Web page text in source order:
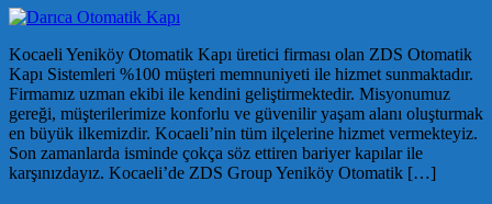
Kocaeli Yeniköy Otomatik Kapı üretici firması olan ZDS Otomatik
Kapı Sistemleri %100 müşteri memnuniyeti ile hizmet sunmaktadır.
Firmamız uzman ekibi ile kendini geliştirmektedir. Misyonumuz
gereği, müşterilerimize konforlu ve güvenilir yaşam alanı oluşturmak
en büyük ilkemizdir. Kocaeli’nin tüm ilçelerine hizmet vermekteyiz.
Son zamanlarda isminde çokça söz ettiren bariyer kapılar ile
karşınızdayız. Kocaeli’de ZDS Group Yeniköy Otomatik […]